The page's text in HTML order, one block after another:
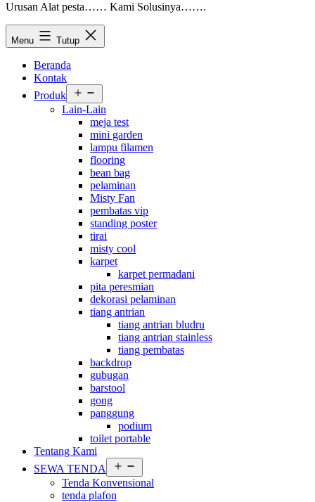
Urusan Alat pesta…… Kami Solusinya…….
Menu Tutup
Beranda
Kontak
Produk
menu
Lain-Lain
meja test
mini garden
lampu filamen
flooring
bean bag
pelaminan
Misty Fan
pembatas vip
standing poster
tirai
misty cool
karpet
karpet permadani
pita peresmian
dekorasi pelaminan
tiang antrian
tiang antrian bludru
tiang antrian stainless
tiang pembatas
backdrop
gubugan
barstool
gong
panggung
podium
toilet portable
Tentang Kami
SEWA TENDA
menu
Tenda Konvensional
tenda plafon